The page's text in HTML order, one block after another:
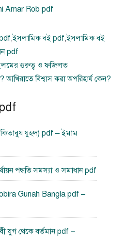
Amar Rob pdf
,ইসলামিক বই pdf,ইসলামিক বই
pdf
গুরুত্ব ও ফজিলত
আখিরাতে বিশ্বাস করা অপরিহার্য কেন?
যুহদ) pdf – ইমাম
পদ্ধতি সমস্যা ও সমাধান pdf
Gunah Bangla pdf –
যুগ থেকে বর্তমান pdf –